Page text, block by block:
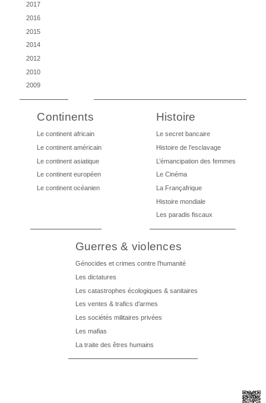
2017
2016
2015
2014
2012
2010
2009
Continents
Le continent africain
Le continent américain
Le continent asiatique
Le continent européen
Le continent océanien
Histoire
Le secret bancaire
Histoire de l’esclavage
L’émancipation des femmes
Le Cinéma
La Françafrique
Histoire mondiale
Les paradis fiscaux
Guerres & violences
Génocides et crimes contre l’humanité
Les dictatures
Les catastrophes écologiques & sanitaires
Les ventes & trafics d’armes
Les sociétés militaires privées
Les mafias
La traite des êtres humains